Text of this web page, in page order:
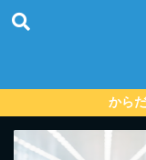
から